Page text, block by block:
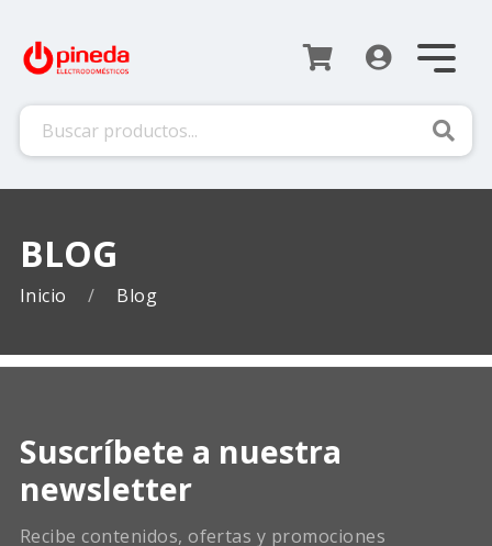
BLOG
Inicio Blog
Suscríbete a nuestra
newsletter
Recibe contenidos, ofertas y promociones